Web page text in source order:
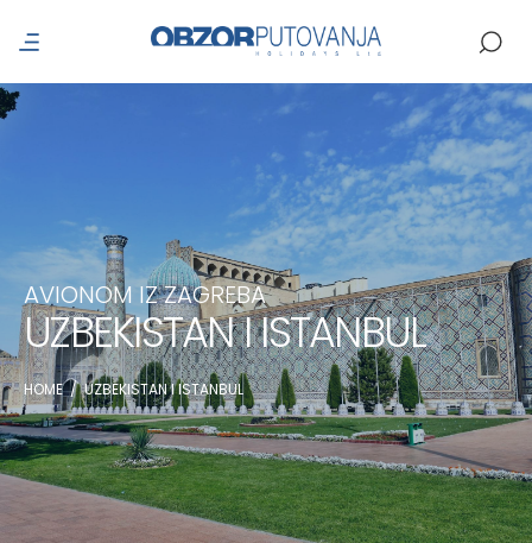
AVIONOM IZ ZAGREBA
UZBEKISTAN I ISTANBUL
HOME/UZBEKISTAN I ISTANBUL